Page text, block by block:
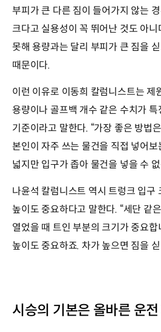
부피가 큰 다른 짐이 들어가지 않는
크다고 실용성이 꼭 뛰어난 것도 아니
못해 용량과는 달리 부피가 큰 짐을
때문이다.
이런 이유로 이동희 칼럼니스트는 제
용량이나 골프백 개수 같은 수치가
기준이라고 말한다. “가장 좋은 방법
본인이 자주 쓰는 물건을 직접 넣어
넓지만 입구가 좁아 물건을 넣을 수
나윤석 칼럼니스트 역시 트렁크 입구
높이도 중요하다고 말한다. “세단 같
열었을 때 트인 부분의 크기가 중요합
높이도 중요하죠. 차가 높으면 짐을
시승의 기본은 올바른 운전